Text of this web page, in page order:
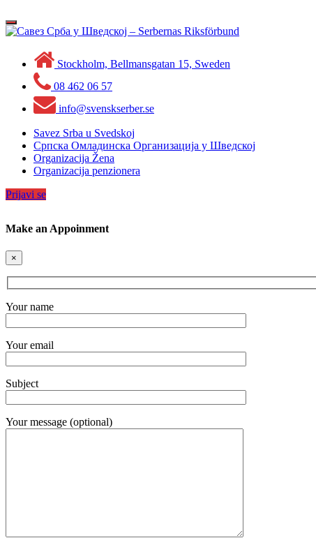
to
content
Toggle
navigation
Stockholm, Bellmansgatan 15, Sweden
08 462 06 57
info@svenskserber.se
Savez Srba u Svedskoj
Српска Омладинска Организација у Шведској
Organizacija Žena
Organizacija penzionera
Prijavi se
Make an Appoinment
×
Your name
Your email
Subject
Your message (optional)